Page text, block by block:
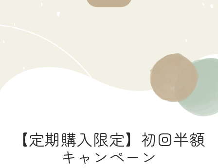
【定期購入限定】初回半額
キャンペーン